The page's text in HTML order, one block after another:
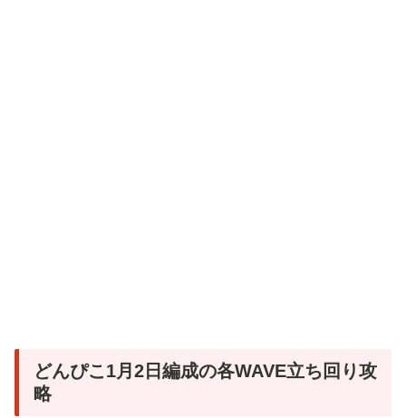
どんぴこ1月2日編成の各WAVE立ち回り攻
略